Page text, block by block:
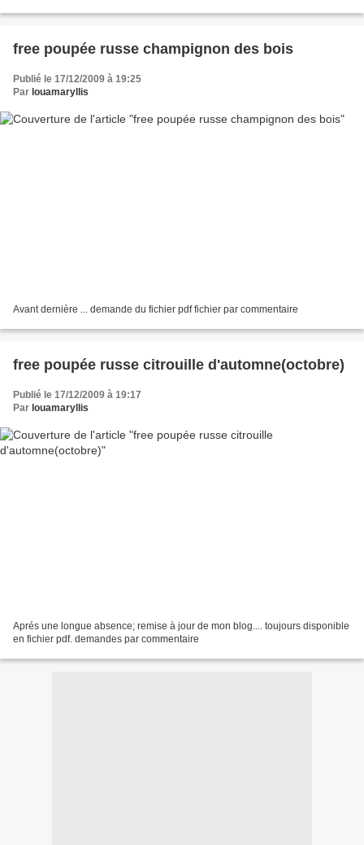
free poupée russe champignon des bois
Publié le 17/12/2009 à 19:25
Par louamaryllis
Avant dernière ... demande du fichier pdf fichier par commentaire
free poupée russe citrouille d'automne(octobre)
Publié le 17/12/2009 à 19:17
Par louamaryllis
Aprés une longue absence; remise à jour de mon blog.... toujours disponible
en fichier pdf. demandes par commentaire